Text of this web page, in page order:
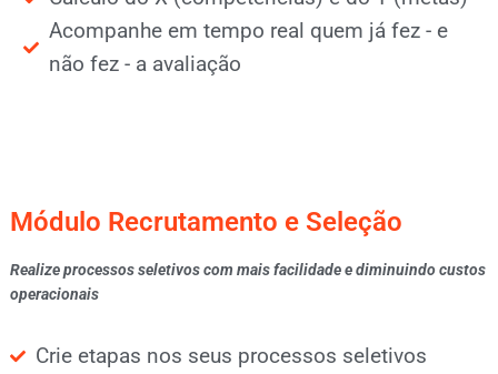
Acompanhe em tempo real quem já fez - e
não fez - a avaliação
Módulo Recrutamento e Seleção
Realize processos seletivos com mais facilidade e diminuindo custos
operacionais
Crie etapas nos seus processos seletivos